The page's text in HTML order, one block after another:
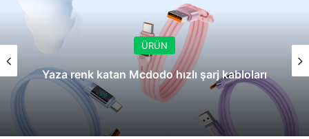
ÜRÜN
Yaza renk katan Mcdodo hızlı şarj kabloları